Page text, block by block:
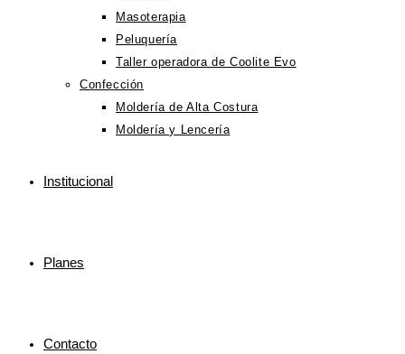
Masoterapia
Peluquería
Taller operadora de Coolite Evo
Confección
Moldería de Alta Costura
Moldería y Lencería
Institucional
Planes
Contacto